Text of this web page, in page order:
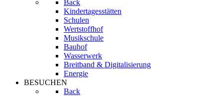
Back
Kindertagesstätten
Schulen
Wertstoffhof
Musikschule
Bauhof
Wasserwerk
Breitband & Digitalisierung
Energie
BESUCHEN
Back